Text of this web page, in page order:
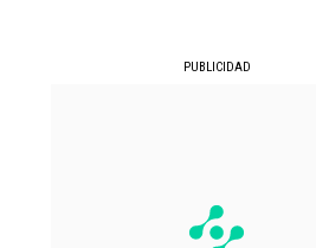
PUBLICIDAD